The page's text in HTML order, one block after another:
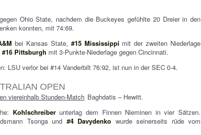
Ohio State, nachdem die Buckeyes gefühlte 20 Dreier in den
konnten, mit 74:69.
bei Kansas State, #15 Mississippi mit der zweiten Niederlage
#16 Pittsburgh mit 3-Punkte-Niederlage gegen Cincinnati.
LSU verlor bei #14 Vanderbilt 76:92, ist nun in der SEC 0-4.
OPEN
viereinhalb Stunden-Match Baghdatis – Hewitt.
Kohlschreiberunterlag dem Finnen Nieminen in vier Sätzen.
Tsonga und #4 Davydenko wurde seinerseits rüde vom